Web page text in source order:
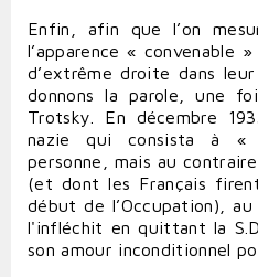
Enfin, afin que l’on
l’apparence « convenable
d’extrême droite dans
donnons la parole, une
Trotsky. En décembre
nazie qui consista à «
personne, mais au
(et dont les Français
début de l’Occupation),
l'infléchit en quittant la
son amour inconditionnel